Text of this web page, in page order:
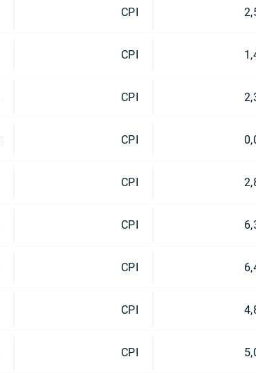
CPI
CPI
CPI
CPI
CPI
CPI
CPI
CPI
CPI